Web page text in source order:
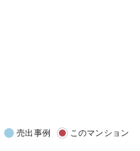
売出事例 このマンション